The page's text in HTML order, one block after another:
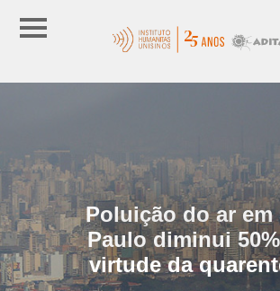
Poluição do ar em
Paulo diminui
virtude da